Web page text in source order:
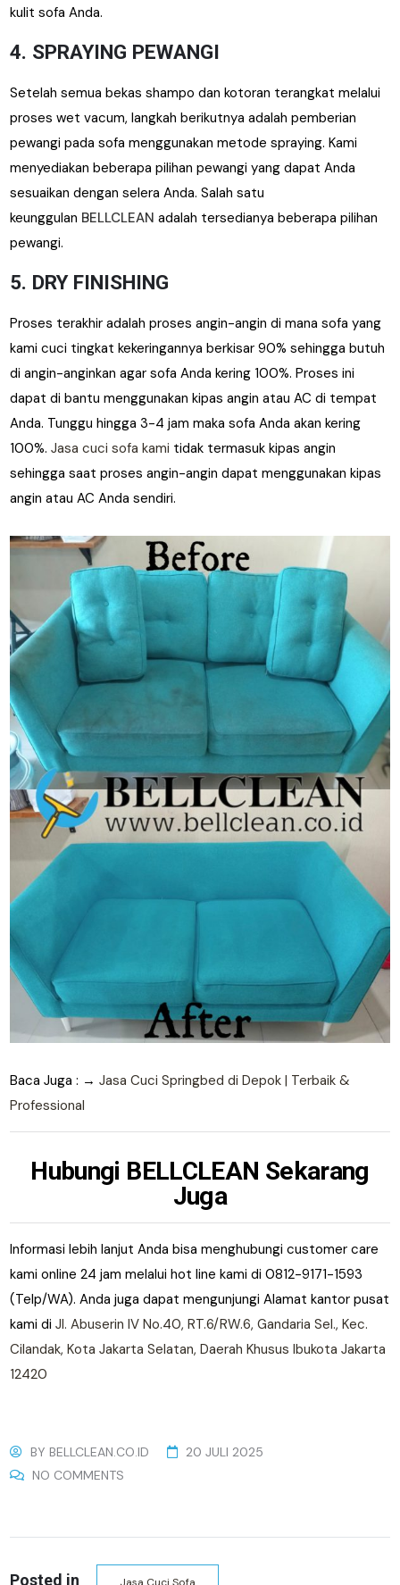
kulit sofa Anda.
4. SPRAYING PEWANGI
Setelah semua bekas shampo dan kotoran terangkat melalui
proses wet vacum, langkah berikutnya adalah pemberian
pewangi pada sofa menggunakan metode spraying.Kami
menyediakan beberapa pilihan pewangi yang dapat Anda
sesuaikan dengan selera Anda. Salah satu
keunggulan BELLCLEAN adalah tersedianya beberapa pilihan
pewangi.
5. DRY FINISHING
Proses terakhir adalah proses angin-angin di mana sofa yang
kami cuci tingkat kekeringannya berkisar 90% sehingga butuh
di angin-anginkan agar sofa Anda kering 100%. Proses ini
dapat di bantu menggunakan kipas angin atau AC di tempat
Anda. Tunggu hingga 3-4 jam maka sofa Anda akan kering
100%.Jasa cuci sofa kami tidak termasuk kipas angin
sehingga saat proses angin-angin dapat menggunakan kipas
angin atau AC Anda sendiri.
Baca Juga : → Jasa Cuci Springbed di Depok | Terbaik &
Professional
Hubungi BELLCLEAN Sekarang
Juga
Informasi lebih lanjut Anda bisa menghubungi customer care
kami online 24 jam melalui hot line kami di 0812-9171-1593
(Telp/WA). Anda juga dapat mengunjungi Alamat kantor pusat
kami diJl. Abuserin IV No.40, RT.6/RW.6, Gandaria Sel., Kec.
Cilandak, Kota Jakarta Selatan, Daerah Khusus Ibukota Jakarta
12420
BYBELLCLEAN.CO.ID
20 JULI 2025
NO COMMENTS
Posted in